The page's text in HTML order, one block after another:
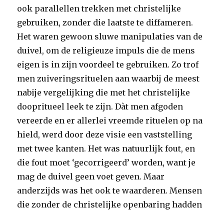
ook parallellen trekken met christelijke
gebruiken, zonder die laatste te diffameren.
Het waren gewoon sluwe manipulaties van de
duivel, om de religieuze impuls die de mens
eigen is in zijn voordeel te gebruiken. Zo trof
men zuiveringsrituelen aan waarbij de meest
nabije vergelijking die met het christelijke
doopritueel leek te zijn. Dàt men afgoden
vereerde en er allerlei vreemde rituelen op na
hield, werd door deze visie een vaststelling
met twee kanten. Het was natuurlijk fout, en
die fout moet ‘gecorrigeerd’ worden, want je
mag de duivel geen voet geven. Maar
anderzijds was het ook te waarderen. Mensen
die zonder de christelijke openbaring hadden